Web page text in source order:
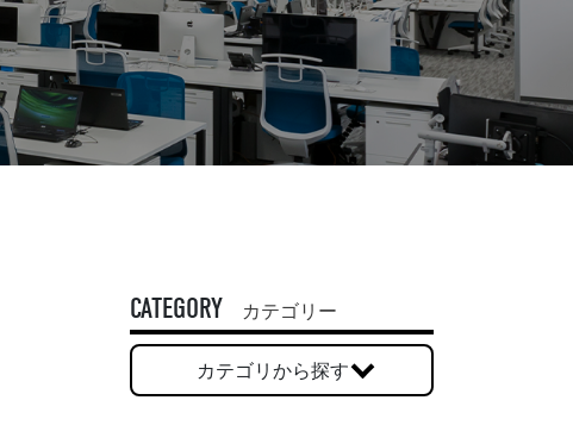
沿革
PRINTING
チラシ/フライヤーデザインの制作・印刷
カタログデザインの制作・印刷
冊子/パンフレットのデザイン制作・印刷
学校・会社案内パンフレット制作・印刷
一般印刷 （オンデマンド・オフセット）
ユニバーサル・コミュニケーション・デザイン
CATEGORY カテゴリー
カテゴリから探す